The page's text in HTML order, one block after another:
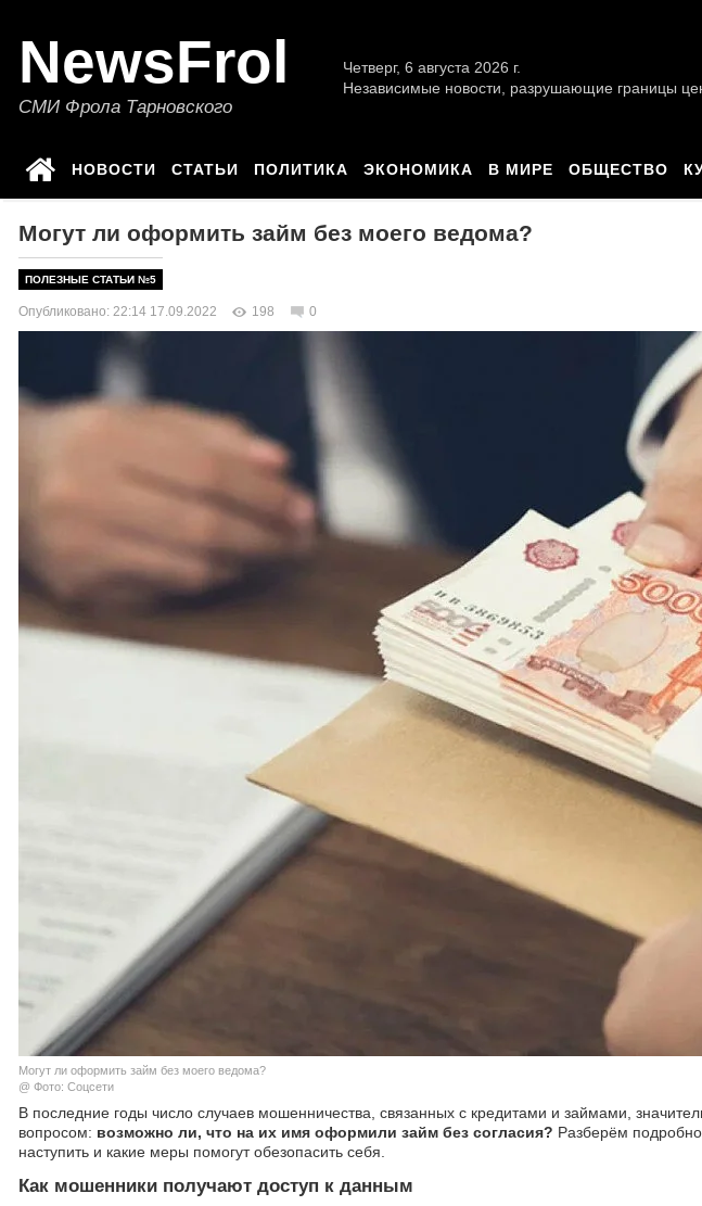
NewsFrol
СМИ Фрола Тарновского
Четверг, 6 августа 2026 г.
Независимые новости, разрушающие границы
НОВОСТИ СТАТЬИ ПОЛИТИКА ЭКОНОМИКА В МИРЕ ОБЩЕСТВО
Могут ли оформить займ без моего ведома?
ПОЛЕЗНЫЕ СТАТЬИ №5
Опубликовано: 22:14 17.09.2022 198 0
Могут ли оформить займ без моего ведома?
@ Фото: Соцсети
В последние годы число случаев мошенничества, связанных с кредитами и займами,
вопросом: возможно ли, что на их имя оформили займ без согласия? Разберём
наступить и какие меры помогут обезопасить себя.
Как мошенники получают доступ к данным